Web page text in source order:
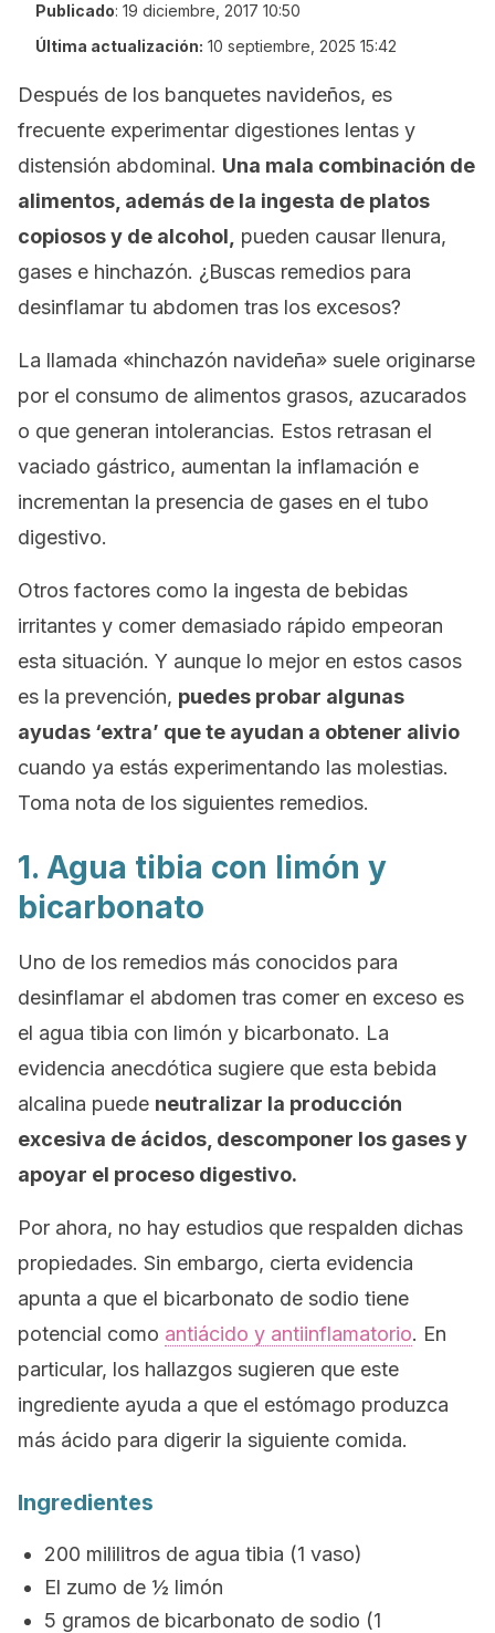
Publicado: 19 diciembre, 2017 10:50
Última actualización: 10 septiembre, 2025 15:42
Después de los banquetes navideños, es
frecuente experimentar digestiones lentas y
distensión abdominal. Una mala combinación de
alimentos, además de la ingesta de platos
copiosos y de alcohol,
pueden causar llenura,
gases e hinchazón. ¿Buscas remedios para
desinflamar tu abdomen tras los excesos?
La llamada «hinchazón navideña» suele originarse
por el consumo de alimentos grasos, azucarados
o que generan intolerancias. Estos retrasan el
vaciado gástrico, aumentan la inflamación e
incrementan la presencia de gases en el tubo
digestivo.
Otros factores como la ingesta de bebidas
irritantes y comer demasiado rápido empeoran
esta situación. Y aunque lo mejor en estos casos
es la prevención, puedes probar algunas
ayudas ‘extra’ que te ayudan a obtener alivio
cuando ya estás experimentando las molestias.
Toma nota de los siguientes remedios.
1. Agua tibia con limón y
bicarbonato
Uno de los remedios más conocidos para
desinflamar el abdomen tras comer en exceso es
el agua tibia con limón y bicarbonato. La
evidencia anecdótica sugiere que esta bebida
alcalina puede neutralizar la producción
excesiva de ácidos, descomponer los gases y
apoyar el proceso digestivo.
Por ahora, no hay estudios que respalden dichas
propiedades. Sin embargo, cierta evidencia
apunta a que el bicarbonato de sodio tiene
potencial como antiácido y antiinflamatorio. En
particular, los hallazgos sugieren que este
ingrediente ayuda a que el estómago produzca
más ácido para digerir la siguiente comida.
Ingredientes
200 mililitros de agua tibia (1 vaso)
El zumo de ½ limón
5 gramos de bicarbonato de sodio (1